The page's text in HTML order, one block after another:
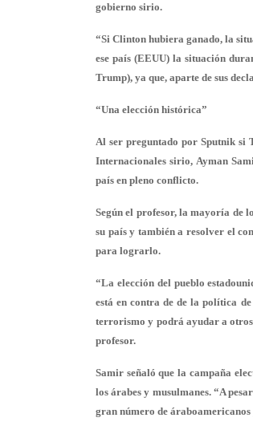
gobierno sirio.
“Si Clinton hubiera ganado, la
ese país (EEUU) la situación
Trump), ya que, aparte de sus
“Una elección histórica”
Al ser preguntado por Sputnik si
Internacionales sirio, Ayman
país en pleno conflicto.
Según el profesor, la mayoría de
su país y también a resolver el
para lograrlo.
“La elección del pueblo
está en contra de de la política
terrorismo y podrá ayudar a
profesor.
Samir señaló que la campaña
los árabes y musulmanes. “A
gran número de